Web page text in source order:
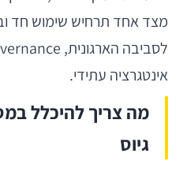
מצד אחד תרחיש שימוש חד
אינטגרציה עתידי.
גיוס